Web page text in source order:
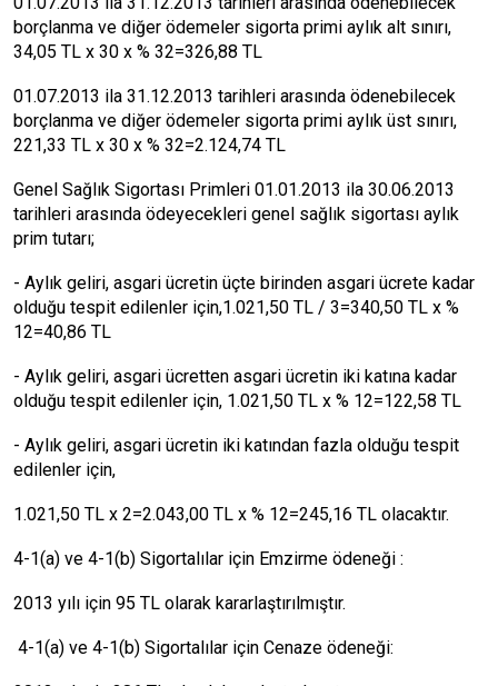
borçlanma ve diğer ödemeler sigorta primi aylık alt sınırı,
34,05 TL x 30 x % 32=326,88 TL
01.07.2013 ila 31.12.2013 tarihleri arasında ödenebilecek
borçlanma ve diğer ödemeler sigorta primi aylık üst sınırı,
221,33 TL x 30 x % 32=2.124,74 TL
Genel Sağlık Sigortası Primleri 01.01.2013 ila 30.06.2013
tarihleri arasında ödeyecekleri genel sağlık sigortası aylık
prim tutarı;
- Aylık geliri, asgari ücretin üçte birinden asgari ücrete kadar
olduğu tespit edilenler için,1.021,50 TL / 3=340,50 TL x %
12=40,86 TL
- Aylık geliri, asgari ücretten asgari ücretin iki katına kadar
olduğu tespit edilenler için, 1.021,50 TL x % 12=122,58 TL
- Aylık geliri, asgari ücretin iki katından fazla olduğu tespit
edilenler için,
1.021,50 TL x 2=2.043,00 TL x % 12=245,16 TL olacaktır.
4-1(a) ve 4-1(b) Sigortalılar için Emzirme ödeneği :
2013 yılı için 95 TL olarak kararlaştırılmıştır.
4-1(a) ve 4-1(b) Sigortalılar için Cenaze ödeneği: